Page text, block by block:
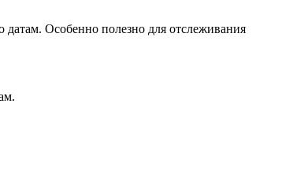
Особенно полезно для отслеживания